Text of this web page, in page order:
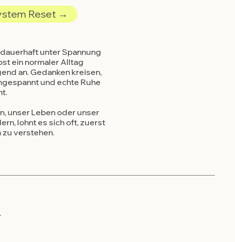
Reset →
unter Spannung
ein normaler Alltag
an. Gedanken kreisen,
und echte Ruhe
unser Leben oder unser
lohnt es sich oft, zuerst
verstehen.